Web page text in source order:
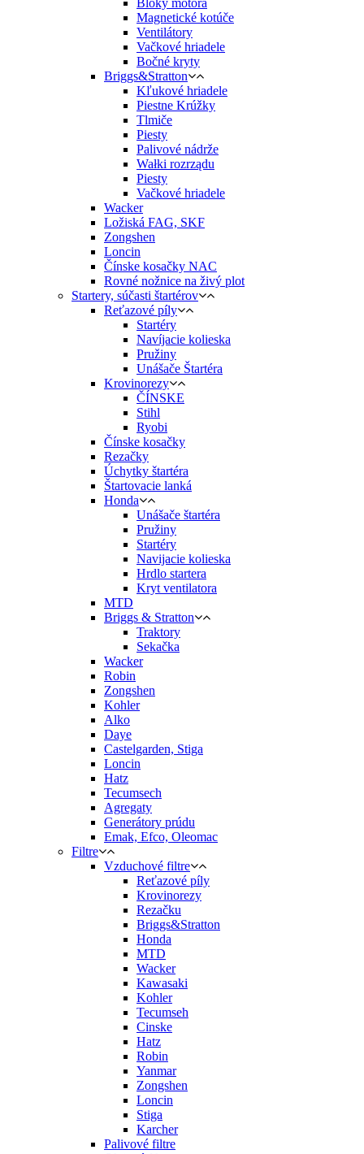
Bloky motora
Magnetické kotúče
Ventilátory
Vačkové hriadele
Bočné kryty
Briggs&Stratton
Kľukové hriadele
Piestne Krúžky
Tlmiče
Piesty
Palivové nádrže
Wałki rozrządu
Piesty
Vačkové hriadele
Wacker
Ložiská FAG, SKF
Zongshen
Loncin
Čínske kosačky NAC
Rovné nožnice na živý plot
Startery, súčasti štartérov
Reťazové píly
Startéry
Navíjacie kolieska
Pružiny
Unášače Štartéra
Krovinorezy
ČÍNSKE
Stihl
Ryobi
Čínske kosačky
Rezačky
Úchytky štartéra
Štartovacie lanká
Honda
Unášače štartéra
Pružiny
Startéry
Navijacie kolieska
Hrdlo startera
Kryt ventilatora
MTD
Briggs & Stratton
Traktory
Sekačka
Wacker
Robin
Zongshen
Kohler
Alko
Daye
Castelgarden, Stiga
Loncin
Hatz
Tecumsech
Agregaty
Generátory prúdu
Emak, Efco, Oleomac
Filtre
Vzduchové filtre
Reťazové píly
Krovinorezy
Rezačku
Briggs&Stratton
Honda
MTD
Wacker
Kawasaki
Kohler
Tecumseh
Cinske
Hatz
Robin
Yanmar
Zongshen
Loncin
Stiga
Karcher
Palivové filtre